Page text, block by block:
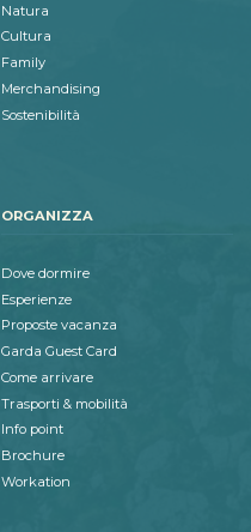
Natura
Cultura
Family
Merchandising
Sostenibilità
ORGANIZZA
Dove dormire
Esperienze
Proposte vacanza
Garda Guest Card
Come arrivare
Trasporti & mobilità
Info point
Brochure
Workation